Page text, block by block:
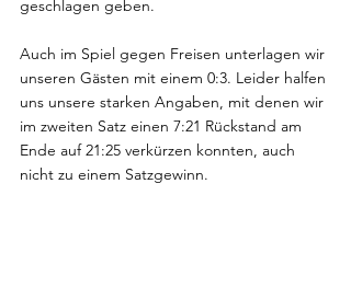
geschlagen geben.
Auch im Spiel gegen Freisen unterlagen wir
unseren Gästen mit einem 0:3. Leider halfen
uns unsere starken Angaben, mit denen wir
im zweiten Satz einen 7:21 Rückstand am
Ende auf 21:25 verkürzen konnten, auch
nicht zu einem Satzgewinn.